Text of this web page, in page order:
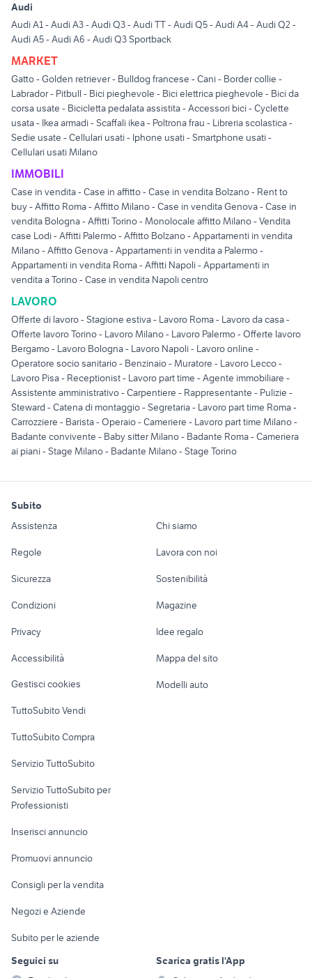
Audi
Audi A1-Audi A3-Audi Q3-Audi TT-Audi Q5-Audi A4-Audi Q2-
Audi A5-Audi A6 -Audi Q3 Sportback
MARKET
Gatto-Golden retriever- Bulldog francese -Cani- Border collie -
Labrador- Pitbull - Bici pieghevole - Bici elettrica pieghevole - Bici da
corsa usate - Bicicletta pedalata assistita-Accessori bici-Cyclette
usata- Ikea armadi-Scaffali ikea- Poltrona frau - Libreria scolastica-
Sedie usate -Cellulari usati- Iphone usati-Smartphone usati-
Cellulari usati Milano
IMMOBILI
Case in vendita-Case in affitto-Case in vendita Bolzano- Rent to
buy-Affitto Roma-Affitto Milano-Case in vendita Genova-Case in
vendita Bologna-Affitti Torino-Monolocale affitto Milano-Vendita
case Lodi-Affitti Palermo-Affitto Bolzano-Appartamenti in vendita
Milano-Affitto Genova-Appartamenti in vendita a Palermo-
Appartamenti in vendita Roma-Affitti Napoli-Appartamenti in
vendita a Torino-Case in vendita Napoli centro
LAVORO
Offerte di lavoro-Stagione estiva- Lavoro Roma- Lavoro da casa-
Offerte lavoro Torino- Lavoro Milano- Lavoro Palermo-Offerte lavoro
Bergamo- Lavoro Bologna- Lavoro Napoli- Lavoro online -
Operatore socio sanitario- Benzinaio-Muratore - Lavoro Lecco-
Lavoro Pisa- Receptionist- Lavoro part time -Agente immobiliare -
Assistente amministrativo-Carpentiere - Rappresentante - Pulizie -
Steward -Catena di montaggio-Segretaria- Lavoro part time Roma-
Carrozziere - Barista-Operaio-Cameriere - Lavoro part time Milano-
Badante convivente - Baby sitter Milano- Badante Roma-Cameriera
ai piani-Stage Milano- Badante Milano-Stage Torino
Subito
Assistenza
Regole
Sicurezza
Condizioni
Privacy
Accessibilità
Gestisci cookies
TuttoSubito Vendi
TuttoSubito Compra
Servizio TuttoSubito
Servizio TuttoSubito per
Professionisti
Inserisci annuncio
Promuovi annuncio
Consigli per la vendita
Negozi e Aziende
Subito per le aziende
Chi siamo
Lavora con noi
Sostenibilità
Magazine
Idee regalo
Mappa del sito
Modelli auto
Seguici su
Scarica gratis l'App